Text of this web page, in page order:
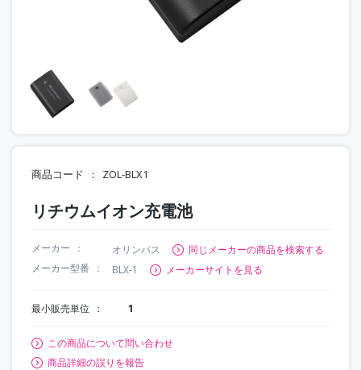
商品コード ZOL-BLX1
リチウムイオン充電池
メーカー オリンパス
同じメーカーの商品を検索する
メーカー型番
BLX-1 メーカーサイトを見る
最小販売単位 1
この商品について問い合わせ
商品詳細の誤りを報告